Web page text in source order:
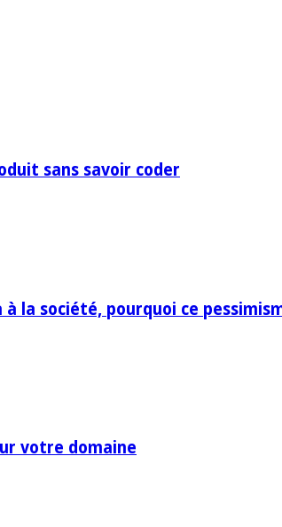
sans savoir coder
la société, pourquoi ce
votre domaine